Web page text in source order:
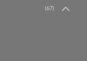
(67)